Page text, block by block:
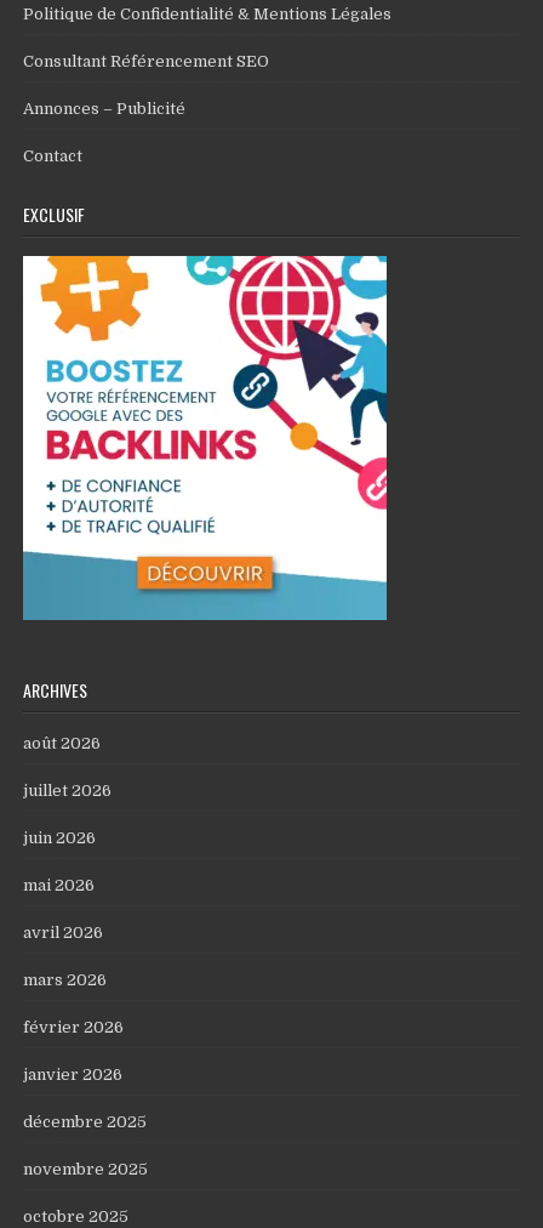
Politique de Confidentialité & Mentions Légales
Consultant Référencement SEO
Annonces – Publicité
Contact
EXCLUSIF
ARCHIVES
août 2026
juillet 2026
juin 2026
mai 2026
avril 2026
mars 2026
février 2026
janvier 2026
décembre 2025
novembre 2025
octobre 2025